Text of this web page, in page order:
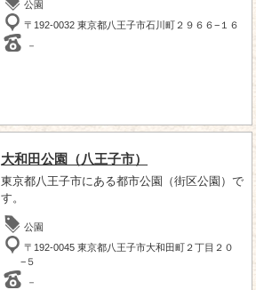
公園
〒192-0032 東京都八王子市石川町２９６６−１６
－
大和田公園（八王子市）
東京都八王子市にある都市公園（街区公園）で
す。
公園
〒192-0045 東京都八王子市大和田町２丁目２０
−５
－